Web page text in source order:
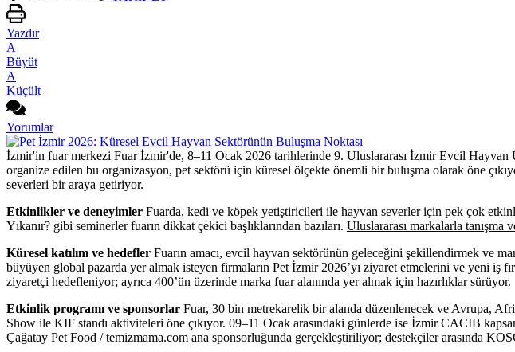
Yazdır
A
Büyüt
A
Küçült
Yorumlar
İzmir'in fuar merkezi Fuar İzmir'de, 8–11 Ocak 2026 tarihlerinde 9. Uluslararası İzmir Evcil
organize edilen bu organizasyon, pet sektörü için küresel ölçekte önemli bir buluşma olarak öne
severleri bir araya getiriyor.
Etkinlikler ve deneyimler Fuarda, kedi ve köpek yetiştiricileri ile hayvan severler için pek çok
Yıkanır? gibi seminerler fuarın dikkat çekici başlıklarından bazıları. Uluslararası markalarla tanışma
Küresel katılım ve hedefler Fuarın amacı, evcil hayvan sektörünün geleceğini şekillendirmek ve
büyüyen global pazarda yer almak isteyen firmaların Pet İzmir 2026’yı ziyaret etmelerini ve yeni iş
ziyaretçi hedefleniyor; ayrıca 400’ün üzerinde marka fuar alanında yer almak için hazırlıklar sürüyor.
Etkinlik programı ve sponsorlar Fuar, 30 bin metrekarelik bir alanda düzenlenecek ve Avrupa,
Show ile KIF standı aktiviteleri öne çıkıyor. 09–11 Ocak arasındaki günlerde ise İzmir CACIB
Çağatay Pet Food / temizmama.com ana sponsorluğunda gerçekleştiriliyor; destekçiler arasında